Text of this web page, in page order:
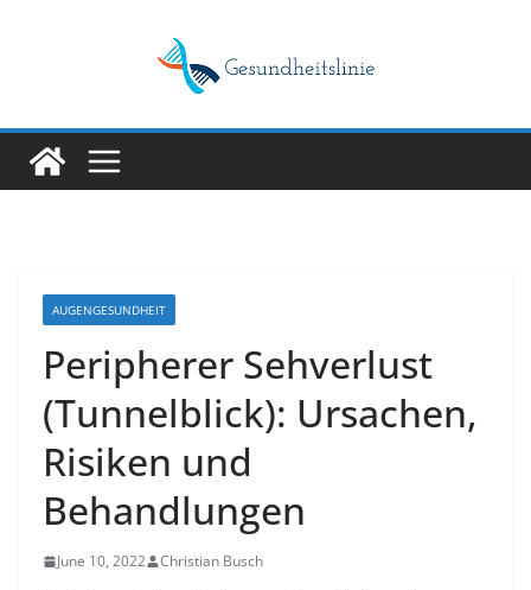
AUGENGESUNDHEIT
Peripherer Sehverlust
(Tunnelblick): Ursachen,
Risiken und
Behandlungen
June 10, 2022 Christian Busch